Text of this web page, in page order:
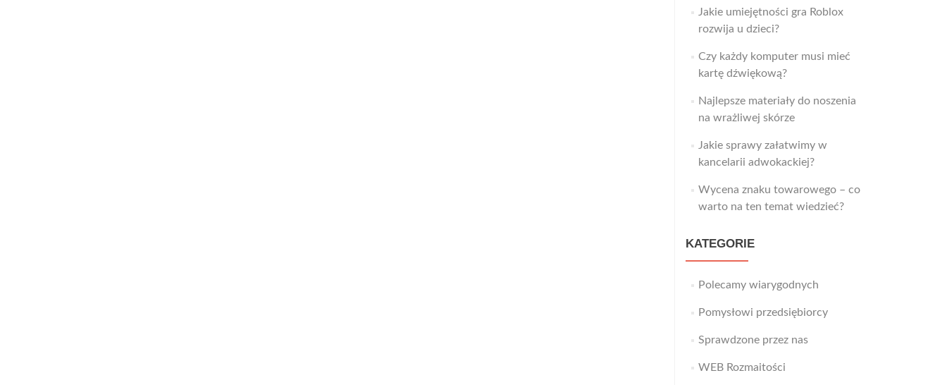
Jakie umiejętności gra Roblox
rozwija u dzieci?
Czy każdy komputer musi mieć
kartę dźwiękową?
Najlepsze materiały do noszenia
na wrażliwej skórze
Jakie sprawy załatwimy w
kancelarii adwokackiej?
Wycena znaku towarowego – co
warto na ten temat wiedzieć?
KATEGORIE
Polecamy wiarygodnych
Pomysłowi przedsiębiorcy
Sprawdzone przez nas
WEB Rozmaitości